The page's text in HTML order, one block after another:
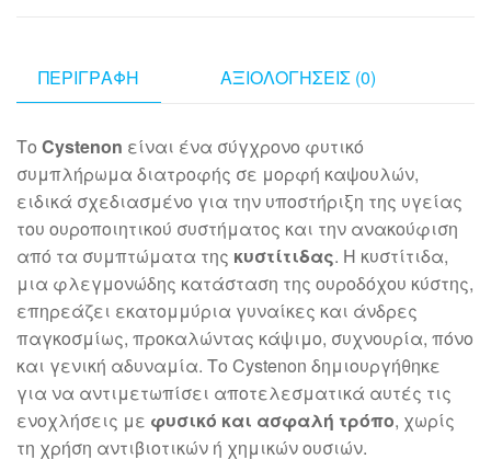
ΠΕΡΙΓΡΑΦΉ ΑΞΙΟΛΟΓΉΣΕΙΣ (0)
Το Cystenon είναι ένα σύγχρονο φυτικό
συμπλήρωμα διατροφής σε μορφή καψουλών,
ειδικά σχεδιασμένο για την υποστήριξη της υγείας
του ουροποιητικού συστήματος και την ανακούφιση
από τα συμπτώματα της κυστίτιδας. Η κυστίτιδα,
μια φλεγμονώδης κατάσταση της ουροδόχου κύστης,
επηρεάζει εκατομμύρια γυναίκες και άνδρες
παγκοσμίως, προκαλώντας κάψιμο, συχνουρία, πόνο
και γενική αδυναμία. Το Cystenon δημιουργήθηκε
για να αντιμετωπίσει αποτελεσματικά αυτές τις
ενοχλήσεις με φυσικό και ασφαλή τρόπο, χωρίς
τη χρήση αντιβιοτικών ή χημικών ουσιών.